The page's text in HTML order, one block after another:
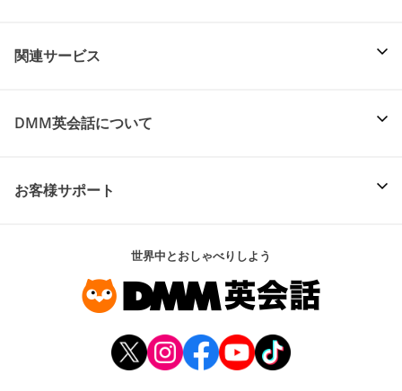
関連サービス
DMM英会話について
お客様サポート
世界中とおしゃべりしよう